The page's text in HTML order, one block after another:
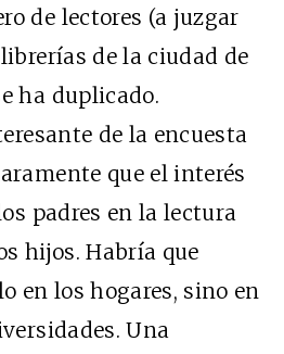
de lectores (a juzgar
de la ciudad de
ha duplicado.
de la encuesta
que el interés
padres en la lectura
hijos. Habría que
en los hogares, sino en
Una